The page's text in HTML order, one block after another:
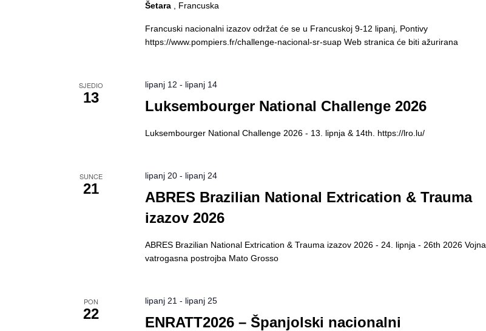
Šetara , Francuska
Francuski nacionalni izazov održat će se u Francuskoj 9-12 lipanj, Pontivy
https://www.pompiers.fr/challenge-nacional-sr-suap Web stranica će biti ažurirana
SJEDIO
13
lipanj 12 - lipanj 14
Luksembourger National Challenge 2026
Luksembourger National Challenge 2026 - 13. lipnja & 14th. https://lro.lu/
SUNCE
21
lipanj 20 - lipanj 24
ABRES Brazilian National Extrication & Trauma
izazov 2026
ABRES Brazilian National Extrication & Trauma izazov 2026 - 24. lipnja - 26th 2026 Vojna
vatrogasna postrojba Mato Grosso
PON
22
lipanj 21 - lipanj 25
ENRATT2026 – Španjolski nacionalni